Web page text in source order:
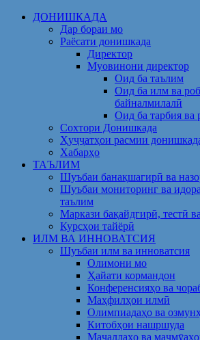
Skip
ДОНИШКАДА
Дар бораи мо
Раёсати донишкада
Директор
Муовинони директор
Оид ба таълим
Оид ба илм ва
байналмилалӣ
Оид ба тарбия ва
Сохтори Донишкада
Ҳуҷҷатҳои расмии
Хабарҳо
ТАЪЛИМ
Шуъбаи банақшагирӣ ва
Шуъбаи мониторинг ва
таълим
Маркази бақайдгирӣ, тестӣ
Курсҳои тайёрӣ
ИЛМ ВА ИННОВАТСИЯ
Шуъбаи илм ва инноватсия
Олимони мо
Ҳайати кормандон
Конференсияҳо ва
Маҳфилҳои илмӣ
Олимпиадаҳо ва
Китобҳои нашршуда
Маҷаллаҳо ва